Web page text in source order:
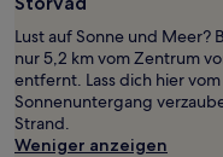
Lust auf Sonne und Meer?
nur 5,2 km vom Zentrum
entfernt. Lass dich hier vom
Sonnenuntergang
Strand.
Weniger anzeigen